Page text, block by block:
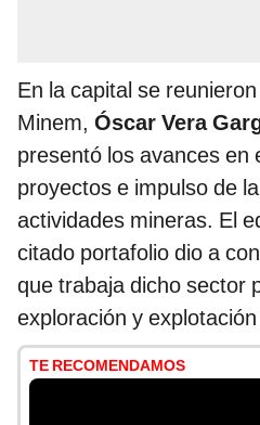
En la capital se
Minem, Óscar Vera
presentó los avances en
proyectos e impulso de
actividades mineras. El
citado portafolio dio a
que trabaja dicho sector
exploración y
TE RECOMENDAMOS